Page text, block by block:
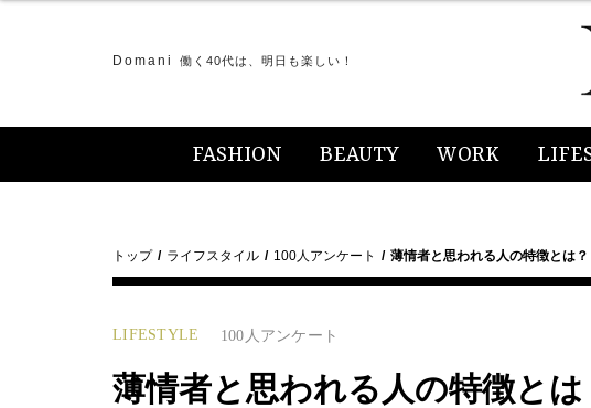
Domani 働く40代は、明日も楽しい！
FASHION BEAUTY WORK
トップ ライフスタイル 100人アンケート 薄情者と思われる人の特徴とは
LIFESTYLE 100人アンケート
薄情者と思われる人の特徴と